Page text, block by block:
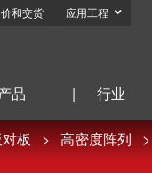
和交货 应用工程
品 | 行业
板 高密度阵列